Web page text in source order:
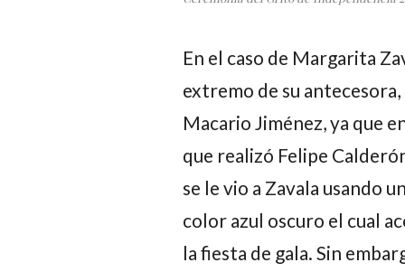
En el caso de Margarita
extremo de su
Macario Jiménez, ya que
que realizó Felipe
se le vio a Zavala usando
color azul oscuro el cual
la fiesta de gala. Sin